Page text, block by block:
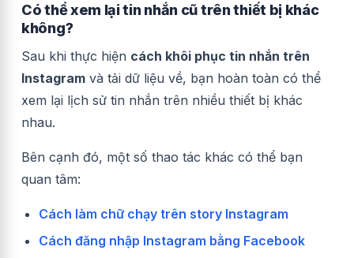
Có thể xem lại tin nhắn cũ trên thiết bị khác
không?
Sau khi thực hiện cách khôi phục tin nhắn trên
Instagram và tải dữ liệu về, bạn hoàn toàn có thể
xem lại lịch sử tin nhắn trên nhiều thiết bị khác
nhau.
Bên cạnh đó, một số thao tác khác có thể bạn
quan tâm:
Cách làm chữ chạy trên story Instagram
Cách đăng nhập Instagram bằng Facebook